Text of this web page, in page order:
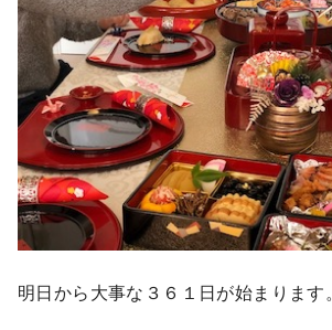
明日から大事な３６１日が始まります。